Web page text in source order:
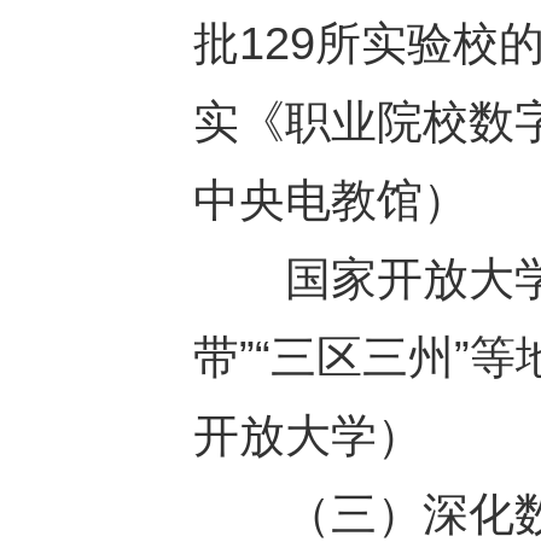
批129所实验校
实《职业院校数
中央电教馆）
国家开放大学
带”“三区三州”
开放大学）
（三）深化数